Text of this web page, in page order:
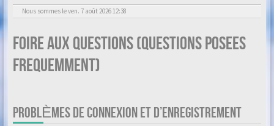
Nous sommes le ven. 7 août 2026 12:38
Foire aux questions (Questions posees
frequemment)
PROBLÈMES DE CONNEXION ET D’ENREGISTREMENT